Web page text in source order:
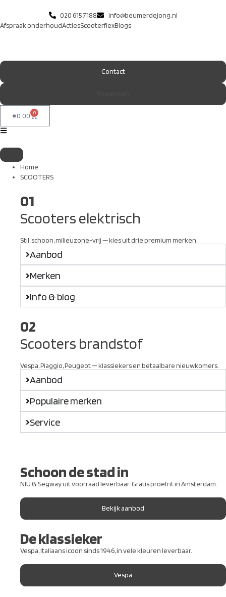
020 615 7188
info@beumerdejong.nl
Afspraak onderhoudActiesScooterflexBlogs
Contact
€0.00 0
Home
SCOOTERS
01
Scooters elektrisch
Stil, schoon, milieuzone-vrij — kies uit drie premium merken.
Aanbod
Merken
Info & blog
02
Scooters brandstof
Vespa, Piaggio, Peugeot — klassiekers en betaalbare nieuwkomers.
Aanbod
Populaire merken
Service
Schoon de stad in
NIU & Segway uit voorraad leverbaar. Gratis proefrit in Amsterdam.
Bekijk aanbod
De klassieker
Vespa, Italiaans icoon sinds 1946, in vele kleuren leverbaar.
Vespa